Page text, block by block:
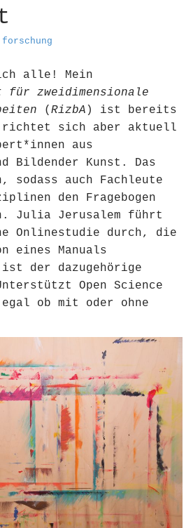
forschung
alle! Mein
für zweidimensionale
( RizbA ) ist bereits
sich aber aktuell
aus
Bildender Kunst. Das
sodass auch Fachleute
den Fragebogen
Julia Jerusalem führt
Onlinestudie durch, die
eines Manuals
der dazugehörige
Open Science
ob mit oder ohne